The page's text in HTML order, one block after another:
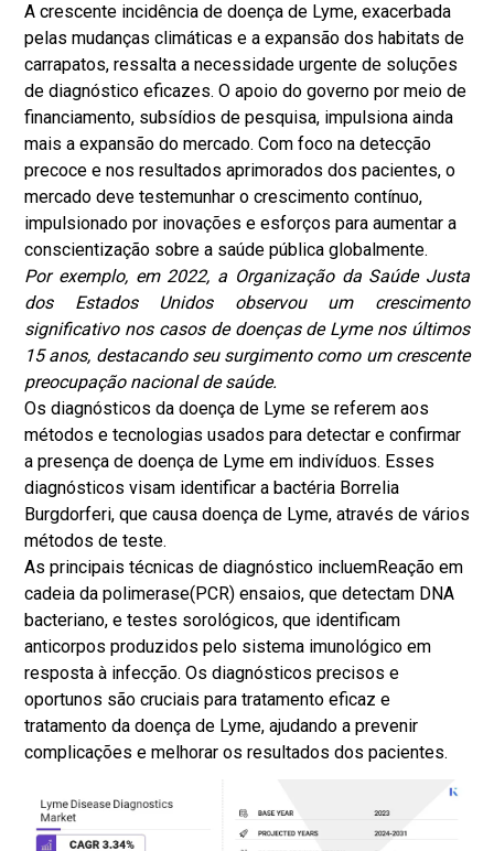
A crescente incidência de doença de Lyme, exacerbada
pelas mudanças climáticas e a expansão dos habitats de
carrapatos, ressalta a necessidade urgente de soluções
de diagnóstico eficazes. O apoio do governo por meio de
financiamento, subsídios de pesquisa, impulsiona ainda
mais a expansão do mercado. Com foco na detecção
precoce e nos resultados aprimorados dos pacientes, o
mercado deve testemunhar o crescimento contínuo,
impulsionado por inovações e esforços para aumentar a
conscientização sobre a saúde pública globalmente.
Por exemplo, em 2022, a Organização da Saúde Justa
dos Estados Unidos observou um crescimento
significativo nos casos de doenças de Lyme nos últimos
15 anos, destacando seu surgimento como um crescente
preocupação nacional de saúde.
Os diagnósticos da doença de Lyme se referem aos
métodos e tecnologias usados para detectar e confirmar
a presença de doença de Lyme em indivíduos. Esses
diagnósticos visam identificar a bactéria Borrelia
Burgdorferi, que causa doença de Lyme, através de vários
métodos de teste.
As principais técnicas de diagnóstico incluemReação em
cadeia da polimerase(PCR) ensaios, que detectam DNA
bacteriano, e testes sorológicos, que identificam
anticorpos produzidos pelo sistema imunológico em
resposta à infecção. Os diagnósticos precisos e
oportunos são cruciais para tratamento eficaz e
tratamento da doença de Lyme, ajudando a prevenir
complicações e melhorar os resultados dos pacientes.